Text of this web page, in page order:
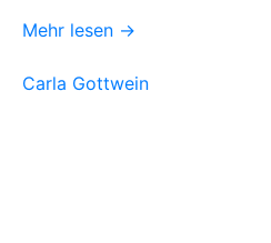
Mehr lesen →
Carla Gottwein